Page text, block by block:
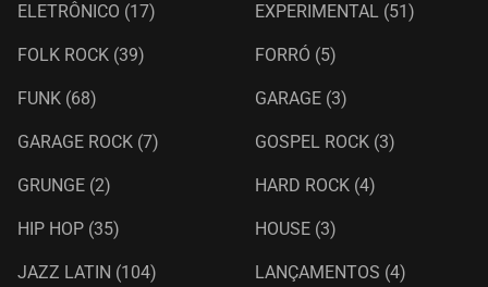
ELETRÔNICO (17) EXPERIMENTAL (51)
FOLK ROCK (39) FORRÓ (5)
FUNK (68) GARAGE (3)
GARAGE ROCK (7) GOSPEL ROCK (3)
GRUNGE (2) HARD ROCK (4)
HIP HOP (35) HOUSE (3)
JAZZ LATIN (104) LANÇAMENTOS (4)